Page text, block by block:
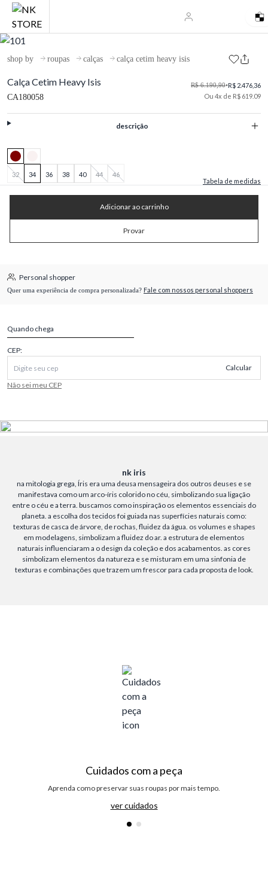
shop by roupas calças calça cetim heavy isis
Calça Cetim Heavy Isis
CA180058
R$ 6.190,90•R$ 2.476,36
Ou 4x de R$ 619.09
descrição
32 34 36 38 40 44
46
Tabela de medidas
Adicionar ao carrinho
Provar
Personal shopper
Quer uma experiência de compra personalizada? Fale com nossos personal shoppers
Quando chega
CEP:
Calcular
Não sei meu CEP
nk iris
na mitologia grega, Íris era uma deusa mensageira dos outros deuses e se
manifestava como um arco-íris colorido no céu, simbolizando sua ligação
entre o céu e a terra. buscamos como inspiração os elementos essenciais do
planeta. a escolha dos tecidos foi guiada nas superfícies naturais como:
texturas de casca de árvore, de rochas, fluidez da água. os volumes e shapes
em modelagens, simbolizam a fluidez do ar. a estrutura de elementos
naturais influenciaram a o design da coleção e dos acabamentos. as cores
simbolizam elementos da natureza e se misturam em uma sinfonia de
texturas e combinações que trazem um frescor para cada proposta de look.
Cuidados com a peça
Aprenda como preservar suas roupas por mais tempo.
ver cuidados